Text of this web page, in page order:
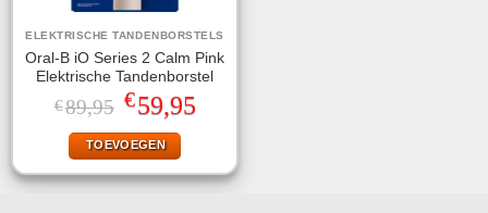
ELEKTRISCHE TANDENBORSTELS
Oral-B iO Series 2 Calm Pink
Elektrische Tandenborstel
€89,95 Oorspronkelijke
prijs
was:
€89,95.
€59,95Huidige
prijs
TOEVOEGEN